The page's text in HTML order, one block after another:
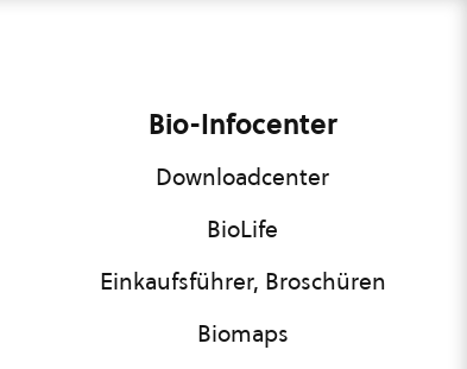
Bio-Infocenter
Downloadcenter
BioLife
Einkaufsführer, Broschüren
Biomaps